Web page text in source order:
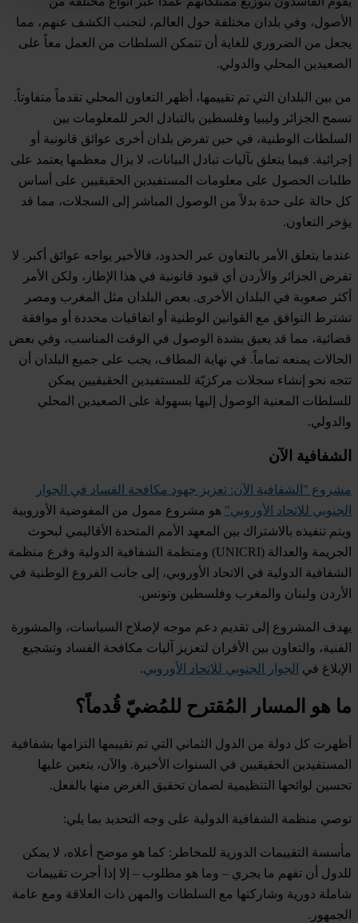
الأصول، وفي بلدان مختلفة حول العالم، لتجنب الكشف عنهم، مما
يجعل من الضروري للغاية أن تتمكن السلطات من العمل معاً على
الصعيدين المحلي والدولي.
من بين البلدان التي تم تقييمها، أظهر التعاون المحلي تقدماً متفاوتاً.
تسمح الجزائر وليبيا وفلسطين بالتبادل الحر للمعلومات بين
السلطات الوطنية، في حين تفرض بلدان أخرى عوائق قانونية أو
إجرائية. فيما يتعلق بآليات تبادل البيانات، لا يزال معظمها يعتمد على
طلبات الحصول على معلومات المستفيدين الحقيقيين على أساس
كل حالة على حدة بدلاً من الوصول المباشر إلى السجلات، مما قد
يؤخر التعاون.
عندما يتعلق الأمر بالتعاون عبر الحدود، فالأخير يواجه عوائق أكبر. لا
تفرض الجزائر والأردن أي قيود قانونية في هذا الإطار، ولكن الأمر
أكثر صعوبة في البلدان الأخرى. بعض البلدان مثل المغرب ومصر
تشترط التوافق مع القوانين الوطنية أو اتفاقيات محددة أو موافقة
قضائية، مما قد يعيق بشدة الوصول في الوقت المناسب، وفي بعض
الحالات يمنعه تماماً. في نهاية المطاف، يجب على جميع البلدان أن
تتجه نحو إنشاء سجلات مركزيّة للمستفيدين الحقيقيين يمكن
للسلطات المعنية الوصول إليها بسهولة على الصعيدين المحلي
والدولي.
الشفافية الآن
مشروع "الشفافية الآن: تعزيز جهود مكافحة الفساد في الجوار
الجنوبي للاتحاد الأوروبي" هو مشروع ممول من المفوضية الأوروبية
ويتم تنفيذه بالاشتراك بين المعهد الأمم المتحدة الأقاليمي لبحوث
الجريمة والعدالة (UNICRI) ومنظمة الشفافية الدولية وفرع منظمة
الشفافية الدولية في الاتحاد الأوروبي، إلى جانب الفروع الوطنية في
الأردن ولبنان والمغرب وفلسطين وتونس.
يهدف المشروع إلى تقديم دعم موجه لإصلاح السياسات، والمشورة
الفنية، والتعاون بين الأقران لتعزيز آليات مكافحة الفساد وتشجيع
الإبلاغ في الجوار الجنوبي للاتحاد الأوروبي.
ما هو المسار المُقترح للمُضيّ قُدماً؟
أظهرت كل دولة من الدول الثماني التي تم تقييمها التزامها بشفافية
المستفيدين الحقيقيين في السنوات الأخيرة. والآن، يتعين عليها
تحسين لوائحها التنظيمية لضمان تحقيق الغرض منها بالفعل.
توصي منظمة الشفافية الدولية على وجه التحديد بما يلي:
مأسسة التقييمات الدورية للمخاطر : كما هو موضح أعلاه، لا يمكن
للدول أن تفهم ما يجري – وما هو مطلوب – إلا إذا أجرت تقييمات
شاملة دورية وشاركتها مع السلطات والمهن ذات العلاقة ومع عامة
الجمهور.